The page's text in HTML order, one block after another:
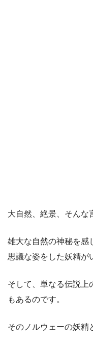
大自然、絶景、そんな
雄大な自然の神秘を感
思議な姿をした妖精が
そして、単なる伝説上
もあるのです。
そのノルウェーの妖精